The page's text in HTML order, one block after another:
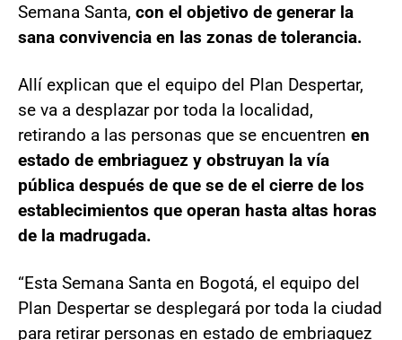
Semana Santa, con el objetivo de generar la
sana convivencia en las zonas de tolerancia.
Allí explican que el equipo del Plan Despertar,
se va a desplazar por toda la localidad,
retirando a las personas que se encuentren en
estado de embriaguez y obstruyan la vía
pública después de que se de el cierre de los
establecimientos que operan hasta altas horas
de la madrugada.
“Esta Semana Santa en Bogotá, el equipo del
Plan Despertar se desplegará por toda la ciudad
para retirar personas en estado de embriaguez